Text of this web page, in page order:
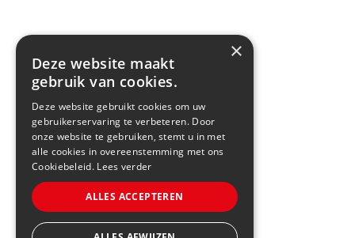
×
Deze website maakt
gebruik van cookies.
Deze website gebruikt cookies om uw
gebruikerservaring te verbeteren. Door
onze website te gebruiken, stemt u in met
alle cookies in overeenstemming met ons
Cookiebeleid. Lees verder
ALLES ACCEPTEREN